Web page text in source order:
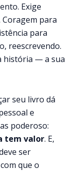
Exige
Coragem para
para
reescrevendo.
história — a sua
seu livro dá
e
poderoso:
tem valor. E,
ser
que o